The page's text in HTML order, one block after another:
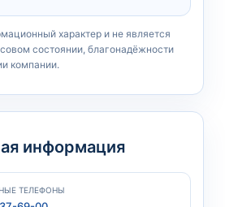
характер и не является
состоянии, благонадёжности
компании.
информация
ТЕЛЕФОНЫ